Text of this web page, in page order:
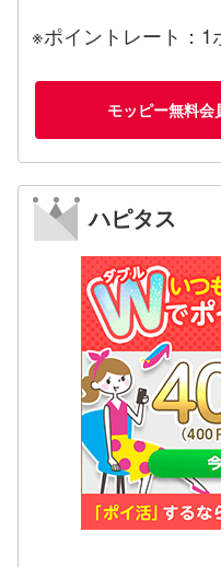
※ポイントレート：1
モッピー無料会
ハピタス